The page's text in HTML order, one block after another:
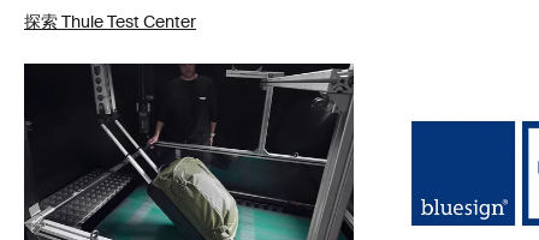
探索 Thule Test Center